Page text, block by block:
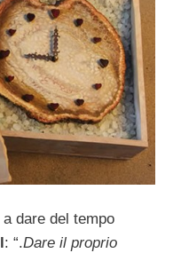
dare del tempo
: “.Dare il proprio